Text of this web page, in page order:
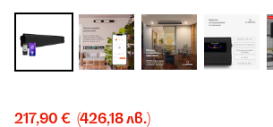
217,90 € (426,18 лв.)